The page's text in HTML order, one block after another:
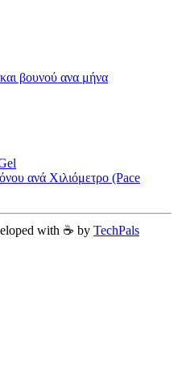
βουνού ανα μήνα
ανά Χιλιόμετρο (Pace
with ☕️ by TechPals